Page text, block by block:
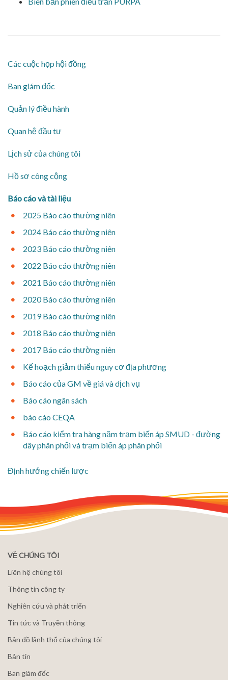
​Các cuộc họp hội đồng
Ban giám đốc
​Quản lý điều hành
Quan hệ đầu tư
Lịch sử của chúng tôi
​Hồ sơ công cộng
​Báo cáo và tài liệu
2025 Báo cáo thường niên
2024 Báo cáo thường niên
2023 Báo cáo thường niên
2022 Báo cáo thường niên
2021 Báo cáo thường niên
2020 Báo cáo thường niên
2019 Báo cáo thường niên
2018 Báo cáo thường niên
2017 Báo cáo thường niên
Kế hoạch giảm thiểu nguy cơ địa phương
​Báo cáo của GM về giá và dịch vụ
​Báo cáo ngân sách
​báo cáo CEQA
​Báo cáo kiểm tra hàng năm trạm biến áp SMUD - đường
dây phân phối và trạm biến áp phân phối
​Định hướng chiến lược
VỀ CHÚNG TÔI
Liên hệ chúng tôi
Thông tin công ty
Nghiên cứu và phát triển
Tin tức và Truyền thông
Bản đồ lãnh thổ của chúng tôi
Bản tin
Ban giám đốc